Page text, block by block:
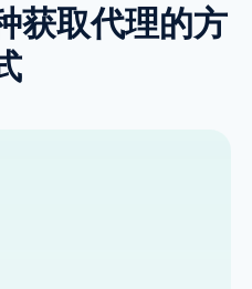
获取代理的方